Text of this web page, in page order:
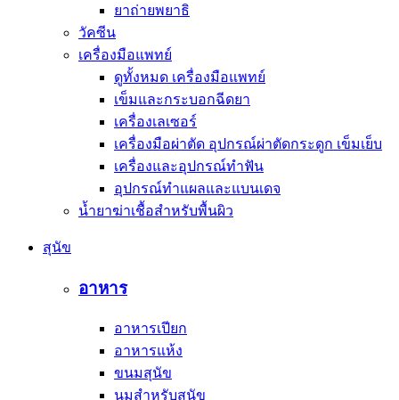
ยาถ่ายพยาธิ
วัคซีน
เครื่องมือแพทย์
ดูทั้งหมด เครื่องมือแพทย์
เข็มและกระบอกฉีดยา
เครื่องเลเซอร์
เครื่องมือผ่าตัด อุปกรณ์ผ่าตัดกระดูก เข็มเย็บ
เครื่องและอุปกรณ์ทำฟัน
อุปกรณ์ทำแผลและแบนเดจ
น้ำยาฆ่าเชื้อสำหรับพื้นผิว
สุนัข
อาหาร
อาหารเปียก
อาหารแห้ง
ขนมสุนัข
นมสำหรับสุนัข